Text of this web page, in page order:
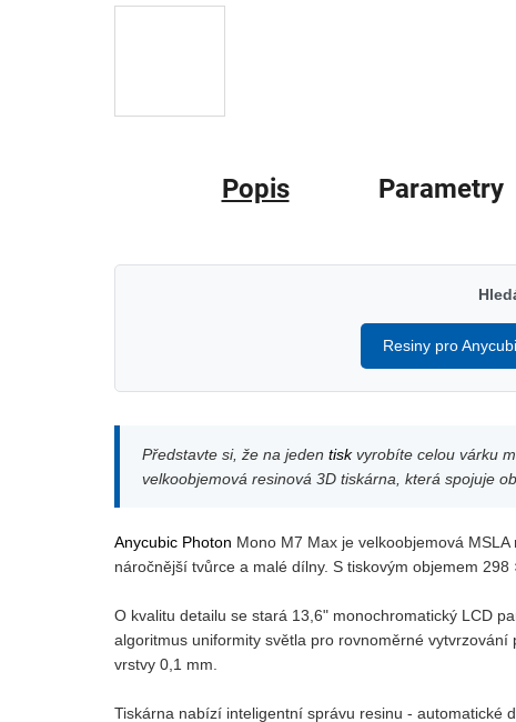
Popis Parametry
Resiny pro
Představte si, že na jeden tiskvyrobíte celou várku
velkoobjemová resinová 3D tiskárna, která spojuje
Anycubic Photon Mono M7 Max je velkoobjemová
náročnější tvůrce a malé dílny. S tiskovým objemem
O kvalitu detailu se stará 13,6" monochromatický LCD
algoritmus uniformity světla pro rovnoměrné
vrstvy 0,1 mm.
Tiskárna nabízí inteligentní správu resinu - automatické